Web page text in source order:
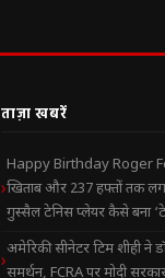
ताज़ा खबरें
Happy Birthday Roger
खिताब और 237 हफ्तों तक
गुस्सैल टेनिस प्लेयर कैसे बना
अमेरिकी सीनेटर टिम शीही ने
समर्थन, FCRA पर मोदी